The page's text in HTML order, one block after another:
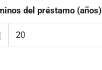
del préstamo (años)